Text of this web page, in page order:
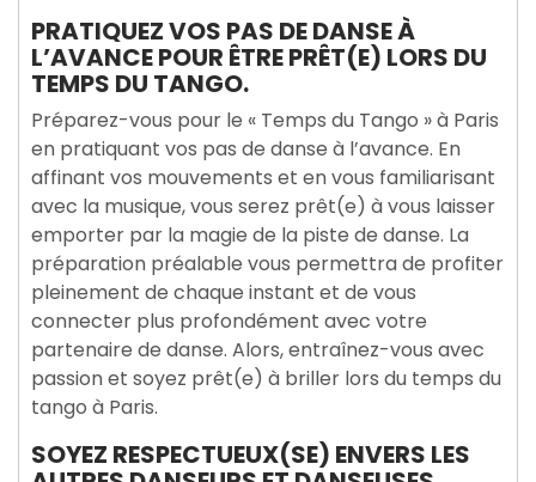
PRATIQUEZ VOS PAS DE DANSE À
L’AVANCE POUR ÊTRE PRÊT(E) LORS DU
TEMPS DU TANGO.
Préparez-vous pour le « Temps du Tango » à Paris
en pratiquant vos pas de danse à l’avance. En
affinant vos mouvements et en vous familiarisant
avec la musique, vous serez prêt(e) à vous laisser
emporter par la magie de la piste de danse. La
préparation préalable vous permettra de profiter
pleinement de chaque instant et de vous
connecter plus profondément avec votre
partenaire de danse. Alors, entraînez-vous avec
passion et soyez prêt(e) à briller lors du temps du
tango à Paris.
SOYEZ RESPECTUEUX(SE) ENVERS LES